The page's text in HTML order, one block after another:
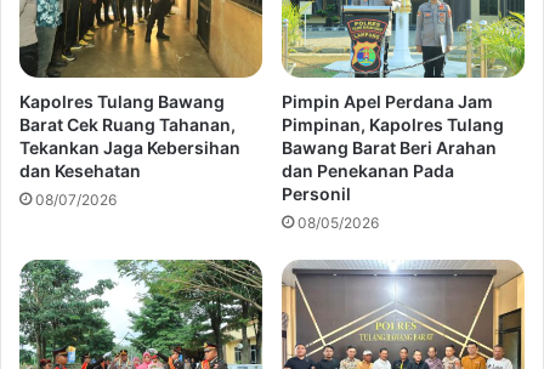
Kapolres Tulang Bawang
Barat Cek Ruang Tahanan,
Tekankan Jaga Kebersihan
dan Kesehatan
08/07/2026
Pimpin Apel Perdana Jam
Pimpinan, Kapolres Tulang
Bawang Barat Beri Arahan
dan Penekanan Pada
Personil
08/05/2026